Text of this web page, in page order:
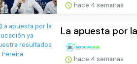
hace 4 semanas
La apuesta por
hace 4 semanas